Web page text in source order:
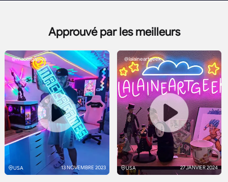
Approuvé par les meilleurs
@maccagames
13 NOVEMBRE 2023
USA
@lalaineartgeek
27 JANVIER 2024
USA